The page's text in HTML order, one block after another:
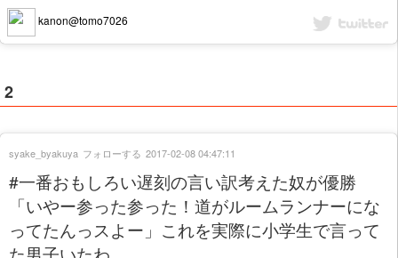
kanon@tomo7026
2
#一番おもしろい遅刻の言い訳考えた奴が優勝
「いやー参った参った！道がルームランナーにな
ってたんっスよー」これを実際に小学生で言って
た男子いたわ
syake_byakuya フォローする 2017-02-08 04:47:11